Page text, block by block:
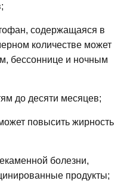
содержащаяся в
количестве может
бессоннице и ночным
до десяти месяцев;
повысить жирность
болезни,
продукты;